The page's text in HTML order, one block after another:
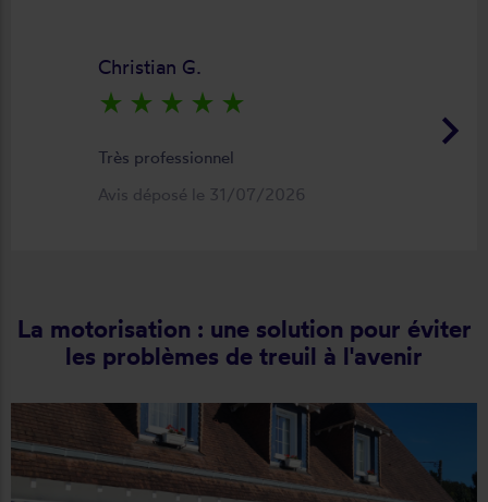
keyboard_arrow_right
Christian G.
star_rate star_rate star_rate star_rate star_rate
Très professionnel
Avis déposé le 31/07/2026
La motorisation : une solution pour éviter
les problèmes de treuil à l'avenir